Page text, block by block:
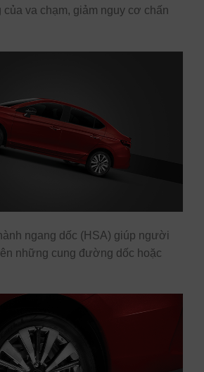
của va chạm, giảm nguy cơ chấn
ngang dốc (HSA) giúp người
những cung đường dốc hoặc